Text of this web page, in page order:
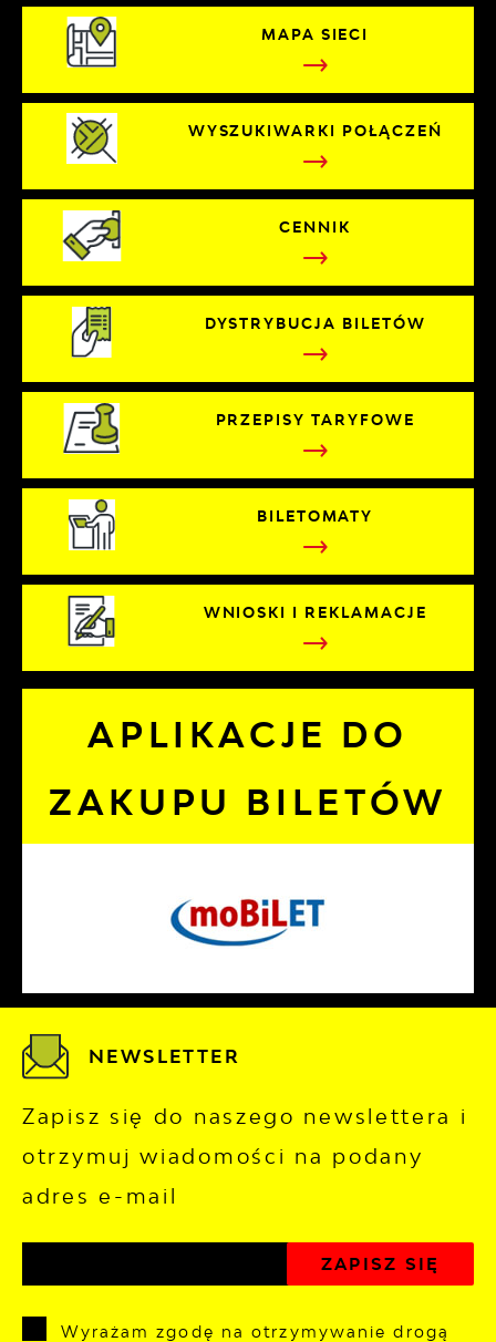
MAPA SIECI
WYSZUKIWARKI POŁĄCZEŃ
CENNIK
DYSTRYBUCJA BILETÓW
PRZEPISY TARYFOWE
BILETOMATY
WNIOSKI I REKLAMACJE
APLIKACJE DO
ZAKUPU BILETÓW
NEWSLETTER
Zapisz się do naszego newslettera i
otrzymuj wiadomości na podany
adres e-mail
Wyrażam zgodę na otrzymywanie drogą